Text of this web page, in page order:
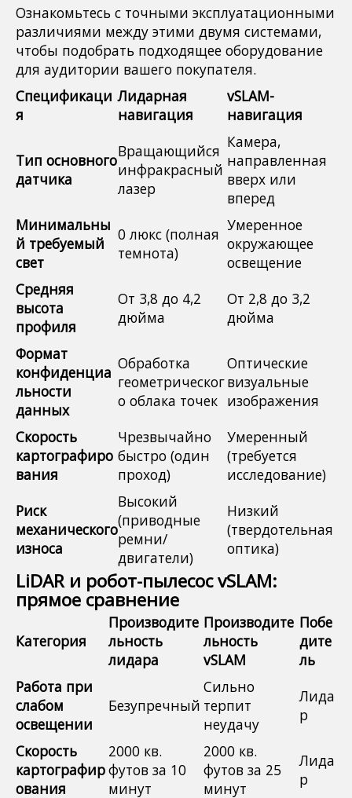
Ознакомьтесь с точными эксплуатационными
различиями между этими двумя системами,
чтобы подобрать подходящее оборудование
для аудитории вашего покупателя.
Спецификаци
я
Лидарная
навигация
vSLAM-
навигация
Тип основного
датчика
Вращающийся
инфракрасный
лазер
Камера,
направленная
вверх или
вперед
Минимальны
й требуемый
свет
0 люкс (полная
темнота)
Умеренное
окружающее
освещение
Средняя
высота
профиля
От 3,8 до 4,2
дюйма
От 2,8 до 3,2
дюйма
Формат
конфиденциа
льности
данных
Обработка
геометрическог
о облака точек
Оптические
визуальные
изображения
Скорость
картографиро
вания
Чрезвычайно
быстро (один
проход)
Умеренный
(требуется
исследование)
Риск
механического
износа
Высокий
(приводные
ремни/
двигатели)
Низкий
(твердотельная
оптика)
LiDAR и робот-пылесос vSLAM:
прямое сравнение
Категория
Производите
льность
лидара
Производите
льность
vSLAM
Побе
дите
ль
Работа при
слабом
освещении
Безупречный
Сильно
терпит
неудачу
Лида
р
Скорость
картографир
ования
2000 кв.
футов за 10
минут
2000 кв.
футов за 25
минут
Лида
р